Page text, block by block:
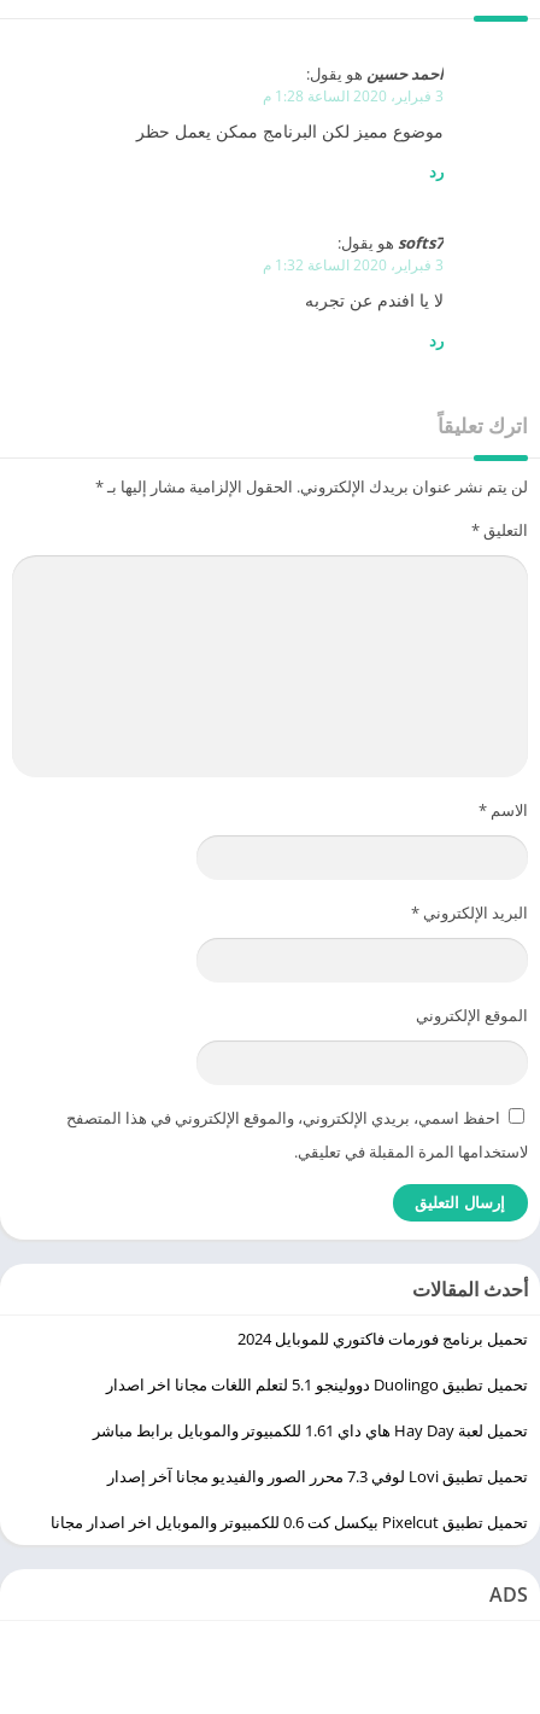
احمد حسين هو يقول:
3 فبراير، 2020 الساعة 1:28 م
موضوع مميز لكن البرنامج ممكن يعمل حظر
رد
softs7 هو يقول:
3 فبراير، 2020 الساعة 1:32 م
لا يا افندم عن تجربه
رد
اترك تعليقاً
لن يتم نشر عنوان بريدك الإلكتروني. الحقول الإلزامية مشار إليها بـ*
التعليق*
الاسم *
البريد الإلكتروني *
الموقع الإلكتروني
احفظ اسمي، بريدي الإلكتروني، والموقع الإلكتروني في هذا المتصفح
لاستخدامها المرة المقبلة في تعليقي.
أحدث المقالات
تحميل برنامج فورمات فاكتوري للموبايل 2024
تحميل تطبيق Duolingo ‏دوولينجو 5.1 لتعلم اللغات مجانا اخر اصدار
تحميل لعبة Hay Day هاي داي 1.61 للكمبيوتر والموبايل برابط مباشر
تحميل تطبيق Lovi لوفي 7.3 محرر الصور والفيديو مجانا آخر إصدار
تحميل تطبيق Pixelcut بيكسل كت 0.6 للكمبيوتر والموبايل اخر اصدار مجانا
ADS